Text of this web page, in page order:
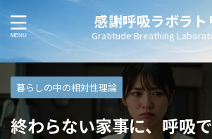
感謝呼吸ラボラト
Gratitude Breathing
暮らしの中の相対性理論
終わらない家事に、呼吸